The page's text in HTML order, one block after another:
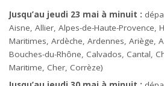
Jusqu’au jeudi 23 mai à minuit :
Aisne, Allier, Alpes-de-Haute-Provence,
Maritimes, Ardèche, Ardennes, Ariège,
Bouches-du-Rhône, Calvados, Cantal,
Maritime, Cher, Corrèze)